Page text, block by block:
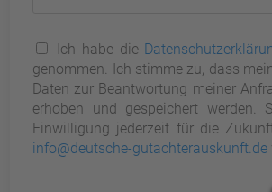
Ich habe die
genommen. Ich stimme zu, dass
Daten zur Beantwortung meiner
erhoben und gespeichert werden.
Einwilligung jederzeit für die
info@deutsche-gutachterauskunft.de